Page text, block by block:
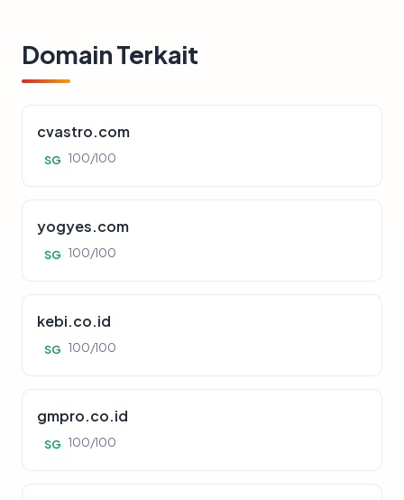
Domain Terkait
cvastro.com
SG 100/100
yogyes.com
SG 100/100
kebi.co.id
SG 100/100
gmpro.co.id
SG 100/100